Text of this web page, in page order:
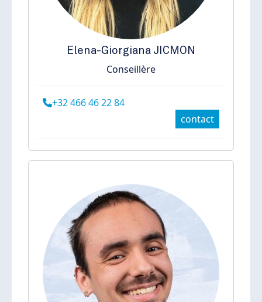
Elena-Giorgiana JICMON
Conseillère
+32 466 46 22 84
contact